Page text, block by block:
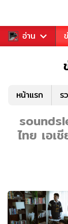
อ่าน
ข่าวบันเทิง
หน้าแรก ร
ไทย เอเ